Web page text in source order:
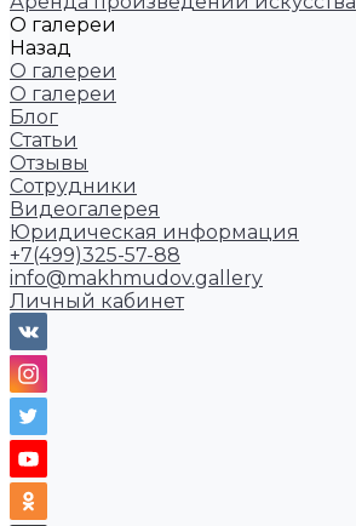
О галереи
Назад
О галереи
О галереи
Блог
Статьи
Отзывы
Сотрудники
Видеогалерея
Юридическая информация
+7(499)325-57-88
info@makhmudov.gallery
Личный кабинет